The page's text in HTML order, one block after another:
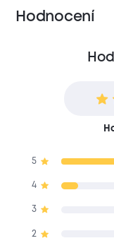
Hodnocení
5
4
3
2